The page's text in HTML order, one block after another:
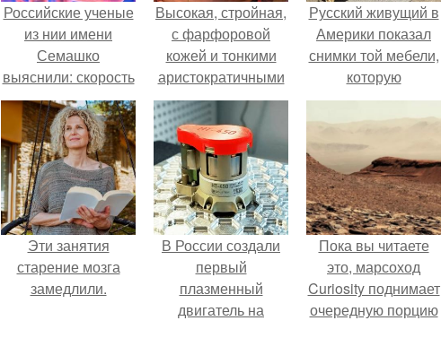
Российские ученые
из нии имени
Семашко
выяснили: скорость
старения напрямую
зависит от
состояния сосудов
и работы сердца.
Высокая, стройная,
с фарфоровой
кожей и тонкими
аристократичными
чертами, эль
выглядит так, будто
сошла с полотна
художника.
Русский живущий в
Америки показал
снимки той мебели,
которую
выбрасывают
американцы на
помойку.
Эти занятия
старение мозга
замедлили.
В России создали
первый
плазменный
двигатель на
Пока вы читаете
это, марсоход
Curiosity поднимает
очередную порцию